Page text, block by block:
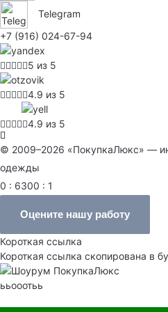
Telegram
+7 (916) 024-67-94
5 из 5
4.9 из 5
4.9 из 5
© 2009–2026 «ПокупкаЛюкс» —
одежды
0 : 6300 : 1
Оцените нашу работу
Короткая ссылка
Короткая ссылка скопирована в
ььооотьь